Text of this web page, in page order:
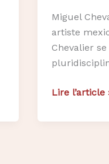
Miguel
artiste
Chevalier
Miguel
à
Lire l’article